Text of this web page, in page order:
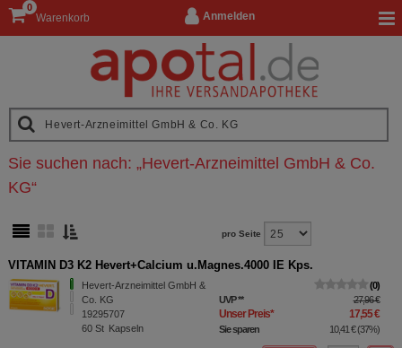
Anmelden
Warenkorb
0
Sie suchen nach: „Hevert-Arzneimittel GmbH & Co.
KG“
pro Seite
VITAMIN D3 K2 Hevert+Calcium u.Magnes.4000 IE Kps.
Hevert-Arzneimittel GmbH &
Co. KG
19295707
60 St Kapseln
0
UVP** 27,96 €
Unser Preis* 17,55 €
Sie sparen 10,41 €(37%)